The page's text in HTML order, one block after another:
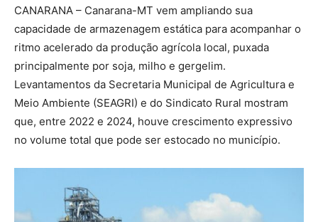
CANARANA – Canarana-MT vem ampliando sua
capacidade de armazenagem estática para acompanhar o
ritmo acelerado da produção agrícola local, puxada
principalmente por soja, milho e gergelim.
Levantamentos da Secretaria Municipal de Agricultura e
Meio Ambiente (SEAGRI) e do Sindicato Rural mostram
que, entre 2022 e 2024, houve crescimento expressivo
no volume total que pode ser estocado no município.